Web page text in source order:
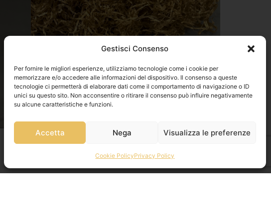
Gestisci Consenso
Per fornire le migliori esperienze, utilizziamo tecnologie come i cookie per
memorizzare e/o accedere alle informazioni del dispositivo. Il consenso a queste
tecnologie ci permetterà di elaborare dati come il comportamento di navigazione o ID
unici su questo sito. Non acconsentire o ritirare il consenso può influire negativamente
su alcune caratteristiche e funzioni.
Accetta Nega Visualizza le preferenze
Cookie PolicyPrivacy Policy